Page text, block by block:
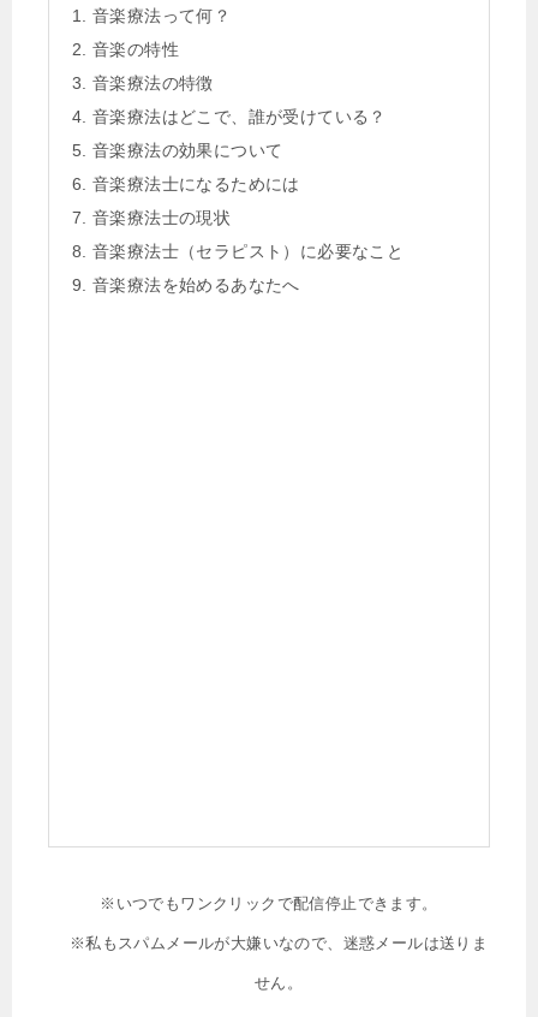
音楽療法って何？
音楽の特性
音楽療法の特徴
音楽療法はどこで、誰が受けている？
音楽療法の効果について
音楽療法士になるためには
音楽療法士の現状
音楽療法士（セラピスト）に必要なこと
音楽療法を始めるあなたへ
※いつでもワンクリックで配信停止できます。
※私もスパムメールが大嫌いなので、迷惑メールは送りま
せん。